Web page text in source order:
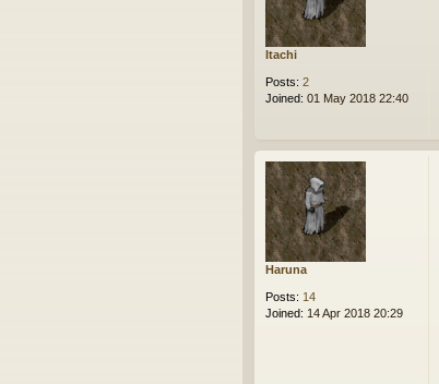
Itachi
Posts: 2
Joined: 01 May 2018 22:40
Haruna
Posts: 14
Joined: 14 Apr 2018 20:29